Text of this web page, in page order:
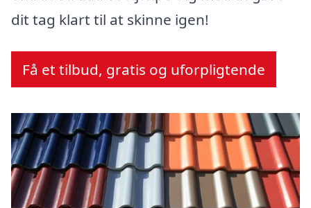
dit tag klart til at skinne igen!
Få et tilbud, gratis og uforpligtende